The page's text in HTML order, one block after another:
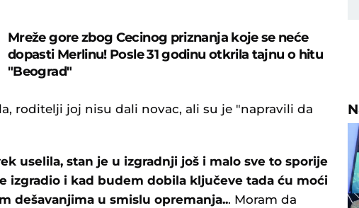
Mreže gore zbog Cecinog priznanja koje se neće
dopasti Merlinu! Posle 31 godinu otkrila tajnu o hitu
"Beograd"
roditelji joj nisu dali novac, ali su je "napravili da
uselila, stan je u izgradnji još i malo sve to sporije
izgradio i kad budem dobila ključeve tada ću moći
dešavanjima u smislu opremanja... Moram da
22o C